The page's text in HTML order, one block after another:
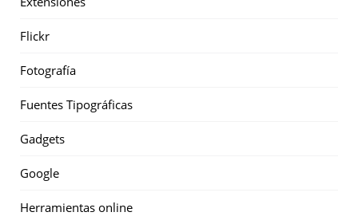
Flickr
Fotografía
Fuentes Tipográficas
Gadgets
Google
Herramientas online